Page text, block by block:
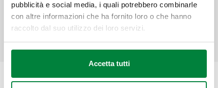
pubblicità e social media, i quali potrebbero combinarle
con altre informazioni che ha fornito loro o che hanno
raccolto dal suo utilizzo dei loro servizi.
Accetta tutti
Prodotto
Idrosanitario
Condividi